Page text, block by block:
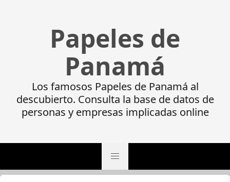
Papeles de
Panamá
Los famosos Papeles de Panamá al
descubierto. Consulta la base de datos de
personas y empresas implicadas online